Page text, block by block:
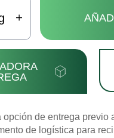
opción de entrega previo
de logística para